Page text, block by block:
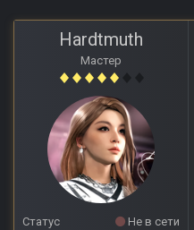
Hardtmuth
Мастер
Статус
Не в сети